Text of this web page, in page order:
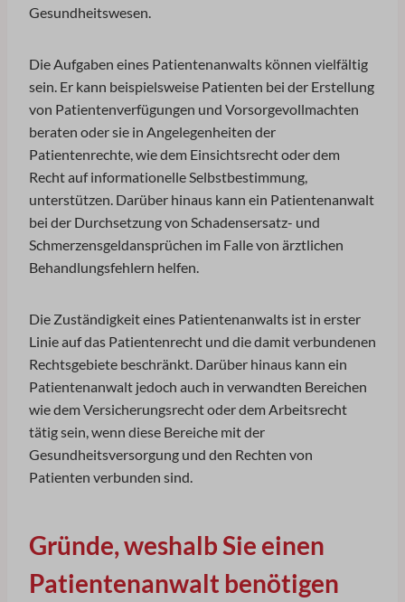
Gesundheitswesen.
Die Aufgaben eines Patientenanwalts können vielfältig
sein. Er kann beispielsweise Patienten bei der Erstellung
von Patientenverfügungen und Vorsorgevollmachten
beraten oder sie in Angelegenheiten der
Patientenrechte, wie dem Einsichtsrecht oder dem
Recht auf informationelle Selbstbestimmung,
unterstützen. Darüber hinaus kann ein Patientenanwalt
bei der Durchsetzung von Schadensersatz- und
Schmerzensgeldansprüchen im Falle von ärztlichen
Behandlungsfehlern helfen.
Die Zuständigkeit eines Patientenanwalts ist in erster
Linie auf das Patientenrecht und die damit verbundenen
Rechtsgebiete beschränkt. Darüber hinaus kann ein
Patientenanwalt jedoch auch in verwandten Bereichen
wie dem Versicherungsrecht oder dem Arbeitsrecht
tätig sein, wenn diese Bereiche mit der
Gesundheitsversorgung und den Rechten von
Patienten verbunden sind.
Gründe, weshalb Sie einen
Patientenanwalt benötigen